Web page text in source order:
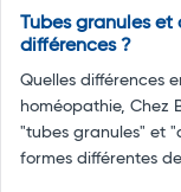
Tubes granules et
différences ?
Quelles différences
homéopathie, Chez
"tubes granules" et
formes différentes